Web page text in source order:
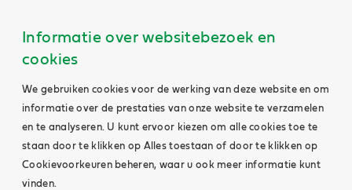
Informatie over websitebezoek en
cookies
We gebruiken cookies voor de werking van deze website en om
informatie over de prestaties van onze website te verzamelen
en te analyseren. U kunt ervoor kiezen om alle cookies toe te
staan door te klikken op Alles toestaan of door te klikken op
Cookievoorkeuren beheren, waar u ook meer informatie kunt
vinden.